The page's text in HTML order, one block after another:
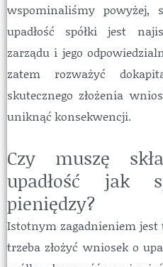
wspominaliśmy powyżej,
upadłość spółki jest
zarządu i jego
zatem rozważyć
skutecznego złożenia
uniknąć konsekwencji.
Czy muszę
upadłość jak
pieniędzy?
Istotnym zagadnieniem jest
trzeba złożyć wniosek o